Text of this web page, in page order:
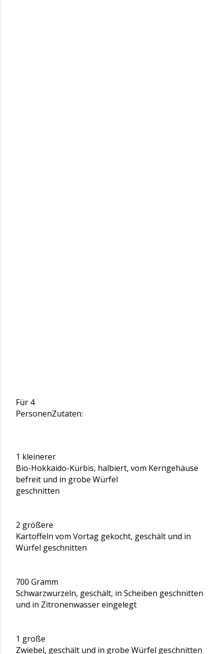
Für 4
PersonenZutaten:
1 kleinerer
Bio-Hokkaido-Kürbis, halbiert, vom Kerngehäuse
befreit und in grobe Würfel
geschnitten
2 größere
Kartoffeln vom Vortag gekocht, geschält und in
Würfel geschnitten
700 Gramm
Schwarzwurzeln, geschält, in Scheiben geschnitten
und in Zitronenwasser eingelegt
1 große
Zwiebel, geschält und in grobe Würfel geschnitten